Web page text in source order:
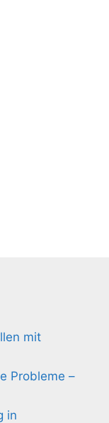
mit
Probleme –
in